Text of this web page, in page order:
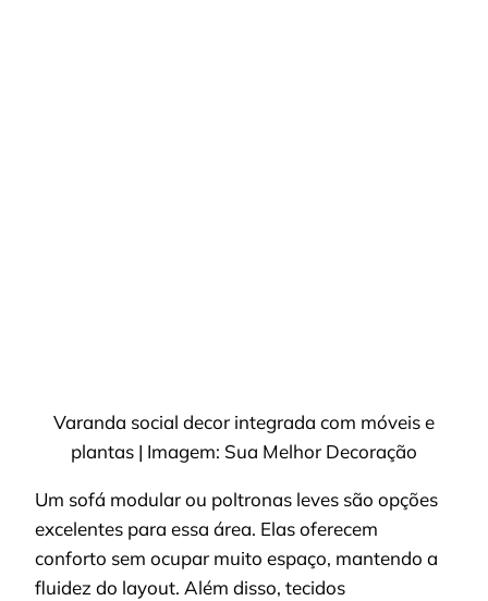
Varanda social decor integrada com móveis e
plantas | Imagem: Sua Melhor Decoração
Um sofá modular ou poltronas leves são opções
excelentes para essa área. Elas oferecem
conforto sem ocupar muito espaço, mantendo a
fluidez do layout. Além disso, tecidos